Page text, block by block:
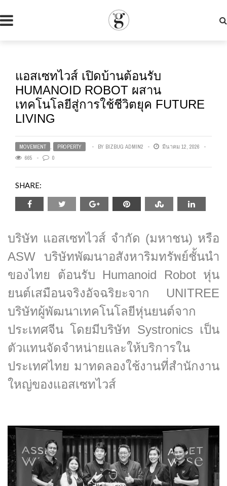
แอสเซทไวส์ เปิดบ้านต้อนรับ
HUMANOID ROBOT ผสาน
เทคโนโลยีสู่การใช้ชีวิตยุค FUTURE
LIVING
MOVEMENT , PROPERTY BY BIZBUG ADMIN2
มีนาคม 12, 2026
665
0
SHARE:
บริษัท แอสเซทไวส์ จำกัด (มหาชน) หรือ
ASW บริษัทพัฒนาอสังหาริมทรัพย์ชั้นนำ
ของไทย ต้อนรับ Humanoid Robot หุ่น
ยนต์เสมือนจริงอัจฉริยะจาก UNITREE
บริษัทผู้พัฒนาเทคโนโลยีหุ่นยนต์จาก
ประเทศจีน โดยมีบริษัท Systronics เป็น
ตัวแทนจัดจำหน่ายและให้บริการใน
ประเทศไทย มาทดลองใช้งานที่สำนักงาน
ใหญ่ของแอสเซทไวส์